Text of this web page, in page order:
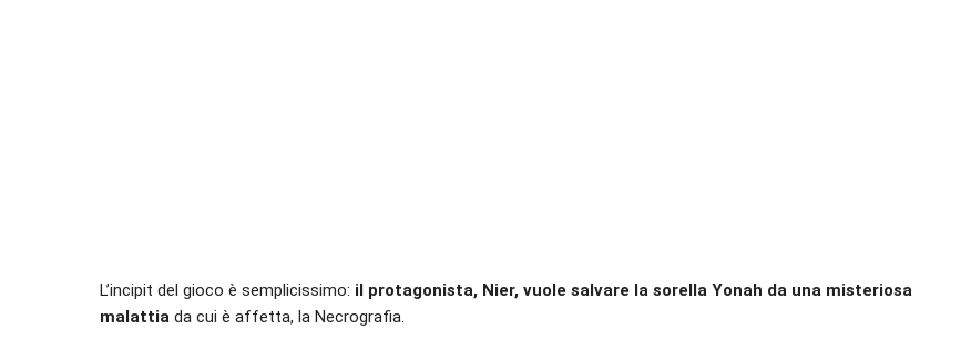
L’incipit del gioco è semplicissimo: il protagonista, Nier, vuole salvare la sorella Yonah da una misteriosa
malattia da cui è affetta, la Necrografia.